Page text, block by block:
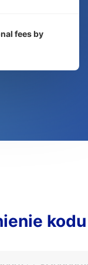
fees by
kodu